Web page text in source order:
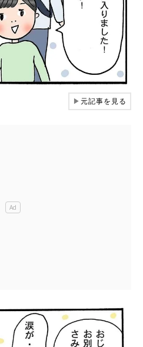
▶元記事を見る